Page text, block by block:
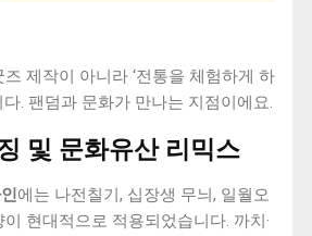
제작이 아니라 ‘전통을 체험하게 하
다. 팬덤과 문화가 만나는 지점이에요.
및 문화유산 리믹스
에는 나전칠기, 십장생 무늬, 일월오
현대적으로 적용되었습니다. 까치·